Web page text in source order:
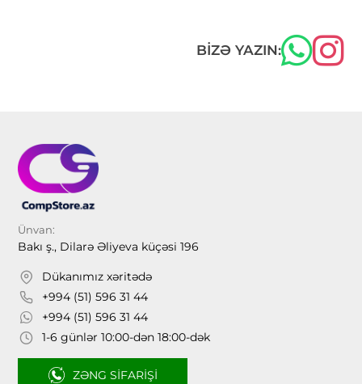
BIZƏ YAZIN:
Ünvan:
Bakı ş., Dilarə Əliyeva küçəsi 196
Dükanımız xəritədə
+994 (51) 596 31 44
+994 (51) 596 31 44
1-6 günlər 10:00-dən 18:00-dək
ZƏNG SIFARIŞI